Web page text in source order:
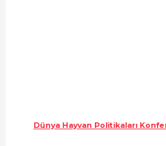
Dünya Hayvan Politikaları